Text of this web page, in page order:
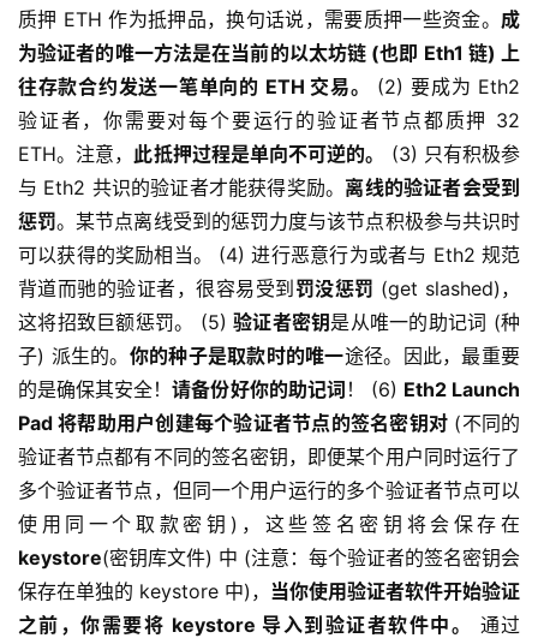
质押 ETH 作为抵押品，换句话说，需要质押一些资金。 成
为验证者的唯一方法是在当前的以太坊链 (也即 Eth1 链) 上
往存款合约发送一笔单向的 ETH 交易。
(2) 要成为 Eth2
验证者，你需要对每个要运行的验证者节点都质押 32
ETH。注意， 此抵押过程是单向不可逆的。
(3) 只有积极参
与 Eth2 共识的验证者才能获得奖励。 离线的验证者会受到
惩罚。某节点离线受到的惩罚力度与该节点积极参与共识时
可以获得的奖励相当。 (4) 进行恶意行为或者与 Eth2 规范
背道而驰的验证者，很容易受到罚没惩罚 (get slashed)，
这将招致巨额惩罚。 (5) 验证者密钥是从唯一的助记词 (种
子) 派生的。 你的种子是取款时的唯一途径。因此，最重要
的是确保其安全！请备份好你的助记词 ！ (6) Eth2 Launch
Pad 将帮助用户创建每个验证者节点的签名密钥对 (不同的
验证者节点都有不同的签名密钥，即便某个用户同时运行了
多个验证者节点，但同一个用户运行的多个验证者节点可以
使用同一个取款密钥)，这些签名密钥将会保存在
keystore(密钥库文件) 中 (注意：每个验证者的签名密钥会
保存在单独的 keystore 中)， 当你使用验证者软件开始验证
之前，你需要将 keystore 导入到验证者软件中。
通过